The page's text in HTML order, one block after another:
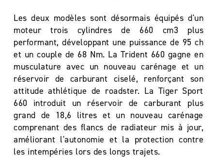
Les deux modèles sont désormais équipés d'un
moteur trois cylindres de 660 cm3 plus
performant, développant une puissance de 95 ch
et un couple de 68 Nm. La Trident 660 gagne en
musculature avec un nouveau carénage et un
réservoir de carburant ciselé, renforçant son
attitude athlétique de roadster. La Tiger Sport
660 introduit un réservoir de carburant plus
grand de 18,6 litres et un nouveau carénage
comprenant des flancs de radiateur mis à jour,
améliorant l'autonomie et la protection contre
les intempéries lors des longs trajets.